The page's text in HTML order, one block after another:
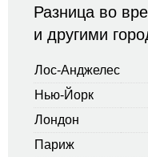
Разница во
и другими
Лос-Анджелес
Нью-Йорк
Лондон
Париж